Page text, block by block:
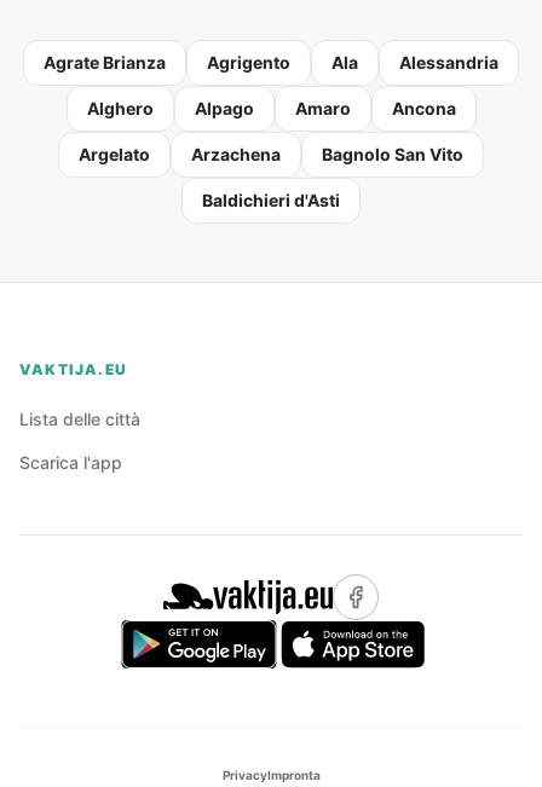
Agrate Brianza Agrigento Ala Alessandria
Alghero Alpago Amaro Ancona
Argelato Arzachena Bagnolo San Vito
Baldichieri d'Asti
VAKTIJA.EU
Lista delle città
Scarica l'app
PrivacyImpronta